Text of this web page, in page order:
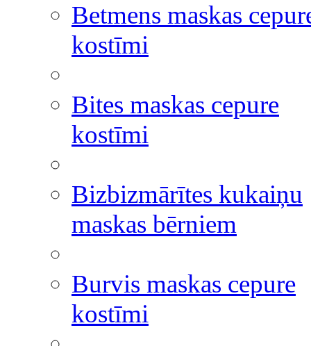
Betmens maskas
kostīmi
Bites maskas cepure
kostīmi
Bizbizmārītes kukaiņu
maskas bērniem
Burvis maskas cepure
kostīmi